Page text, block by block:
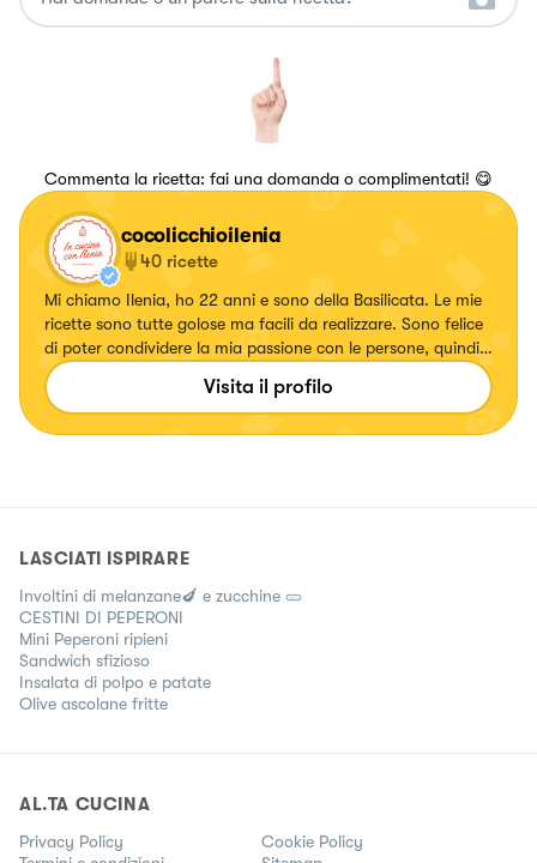
Commenta la ricetta: fai una domanda o complimentati! 😋
cocolicchioilenia
40 ricette
Mi chiamo Ilenia, ho 22 anni e sono della Basilicata. Le mie
ricette sono tutte golose ma facili da realizzare. Sono felice
di poter condividere la mia passione con le persone, quindi
spero che mi seguirai e che proverai a ricreare le mie ricette!
❤️ Instagram: @incucinacon_ilenia
Visita il profilo
LASCIATI ISPIRARE
Involtini di melanzane🍆 e zucchine 🥒
CESTINI DI PEPERONI
Mini Peperoni ripieni
Sandwich sfizioso
Insalata di polpo e patate
Olive ascolane fritte
AL.TA CUCINA
Privacy Policy
Cookie Policy